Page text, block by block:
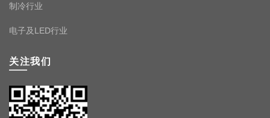
制冷行业
电子及LED行业
关注我们